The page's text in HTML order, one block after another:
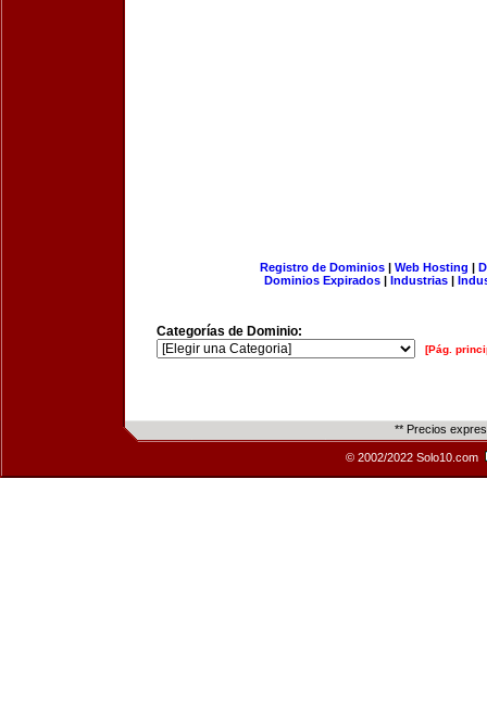
Registro de Dominios| Web Hosting |
Dominios Expirados | Industrias |
Categorías de Dominio:
[Pág.
** Precios
© 2002/2022 Solo10.com